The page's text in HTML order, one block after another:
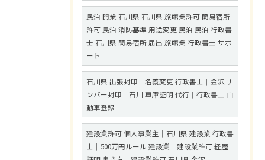
民泊 開業 石川県 石川県 旅館業許可 簡易宿所
許可 民泊 消防基準 用途変更 民泊 民泊 行政書
士 石川県 簡易宿所 届出 旅館業 行政書士 サポ
ート
石川県 出張封印｜名義変更 行政書士｜金沢 ナ
ンバー封印｜石川 車庫証明 代行｜行政書士 自
動車登録
建設業許可 個人事業主｜石川県 建設業 行政書
士｜500万円ルール 建設業｜建設業許可 経歴